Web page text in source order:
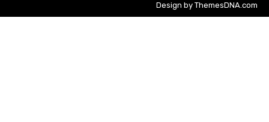
Design by ThemesDNA.com